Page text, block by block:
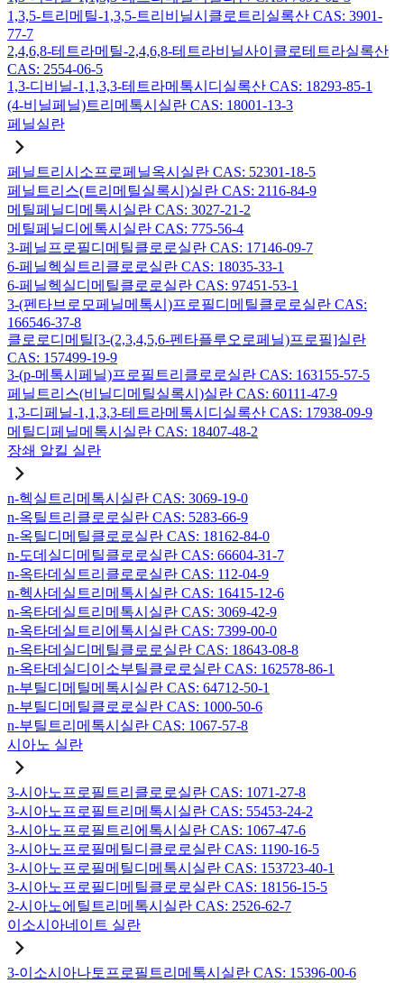
1,3,5-트리메틸-1,3,5-트리비닐시클로트리실록산 CAS: 3901-
77-7
2,4,6,8-테트라메틸-2,4,6,8-테트라비닐사이클로테트라실록산
CAS: 2554-06-5
1,3-디비닐-1,1,3,3-테트라메톡시디실록산 CAS: 18293-85-1
(4-비닐페닐)트리메톡시실란 CAS: 18001-13-3
페닐실란
페닐트리시소프로페닐옥시실란 CAS: 52301-18-5
페닐트리스(트리메틸실록시)실란 CAS: 2116-84-9
메틸페닐디메톡시실란 CAS: 3027-21-2
메틸페닐디에톡시실란 CAS: 775-56-4
3-페닐프로필디메틸클로로실란 CAS: 17146-09-7
6-페닐헥실트리클로로실란 CAS: 18035-33-1
6-페닐헥실디메틸클로로실란 CAS: 97451-53-1
3-(펜타브로모페닐메톡시)프로필디메틸클로로실란 CAS:
166546-37-8
클로로디메틸[3-(2,3,4,5,6-펜타플루오로페닐)프로필]실란
CAS: 157499-19-9
3-(p-메톡시페닐)프로필트리클로로실란 CAS: 163155-57-5
페닐트리스(비닐디메틸실록시)실란 CAS: 60111-47-9
1,3-디페닐-1,1,3,3-테트라메톡시디실록산 CAS: 17938-09-9
메틸디페닐메톡시실란 CAS: 18407-48-2
장쇄 알킬 실란
n-헥실트리메톡시실란 CAS: 3069-19-0
n-옥틸트리클로로실란 CAS: 5283-66-9
n-옥틸디메틸클로로실란 CAS: 18162-84-0
n-도데실디메틸클로로실란 CAS: 66604-31-7
n-옥타데실트리클로로실란 CAS: 112-04-9
n-헥사데실트리메톡시실란 CAS: 16415-12-6
n-옥타데실트리메톡시실란 CAS: 3069-42-9
n-옥타데실트리에톡시실란 CAS: 7399-00-0
n-옥타데실디메틸클로로실란 CAS: 18643-08-8
n-옥타데실디이소부틸클로로실란 CAS: 162578-86-1
n-부틸디메틸메톡시실란 CAS: 64712-50-1
n-부틸디메틸클로로실란 CAS: 1000-50-6
n-부틸트리메톡시실란 CAS: 1067-57-8
시아노 실란
3-시아노프로필트리클로로실란 CAS: 1071-27-8
3-시아노프로필트리메톡시실란 CAS: 55453-24-2
3-시아노프로필트리에톡시실란 CAS: 1067-47-6
3-시아노프로필메틸디클로로실란 CAS: 1190-16-5
3-시아노프로필메틸디메톡시실란 CAS: 153723-40-1
3-시아노프로필디메틸클로로실란 CAS: 18156-15-5
2-시아노에틸트리메톡시실란 CAS: 2526-62-7
이소시아네이트 실란
3-이소시아나토프로필트리메톡시실란 CAS: 15396-00-6